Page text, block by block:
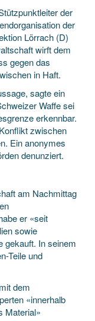
der
der
Lörrach (D)
wirft dem
gegen das
in Haft.
sagte ein
Waffe sei
erkennbar.
zwischen
Ein anonymes
denunziert.
am Nachmittag
er «seit
sowie
gekauft. In seinem
Teile und
dem
«innerhalb
Material»